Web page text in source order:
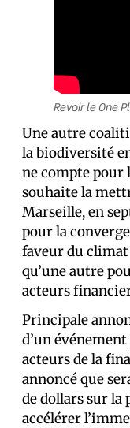
Revoir le One
Une autre
la biodiversité
ne compte pour
souhaite la
Marseille, en
pour la
faveur du
qu’une autre
acteurs
Principale
d’un
acteurs de la
annoncé que
de dollars sur la
accélérer